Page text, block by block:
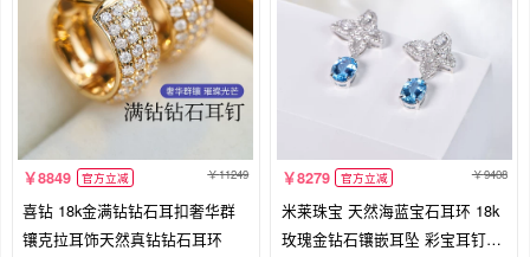
8849 官方立减 11249
喜钻 18k金满钻钻石耳扣奢华群
镶克拉耳饰天然真钻钻石耳环
8279 官方立减 9408
米莱珠宝 天然海蓝宝石耳环 18k
玫瑰金钻石镶嵌耳坠 彩宝耳钉定